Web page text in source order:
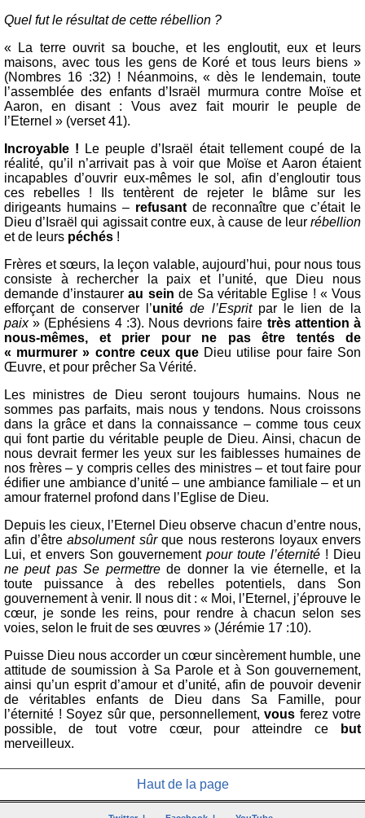
Quel fut le résultat de cette rébellion ?
« La terre ouvrit sa bouche, et les engloutit, eux et leurs
maisons, avec tous les gens de Koré et tous leurs biens »
(Nombres 16 :32) ! Néanmoins, « dès le lendemain, toute
l’assemblée des enfants d’Israël murmura contre Moïse et
Aaron, en disant : Vous avez fait mourir le peuple de
l’Eternel » (verset 41).
Incroyable ! Le peuple d’Israël était tellement coupé de la
réalité, qu’il n’arrivait pas à voir que Moïse et Aaron étaient
incapables d’ouvrir eux-mêmes le sol, afin d’engloutir tous
ces rebelles ! Ils tentèrent de rejeter le blâme sur les
dirigeants humains – refusantde reconnaître que c’était le
Dieu d’Israël qui agissait contre eux, à cause de leur rébellion
et de leurs péchés !
Frères et sœurs, la leçon valable, aujourd’hui, pour nous tous
consiste à rechercher la paix et l’unité, que Dieu nous
demande d’instaurerau sein de Sa véritable Eglise ! « Vous
efforçant de conserver l’unité de l’Espritpar le lien de la
paix» (Ephésiens 4 :3). Nous devrions faire très attention à
nous-mêmes, et prier pour ne pas être tentés de
« murmurer » contre ceux que Dieu utilise pour faire Son
Œuvre, et pour prêcher Sa Vérité.
Les ministres de Dieu seront toujours humains. Nous ne
sommes pas parfaits, mais nous y tendons. Nous croissons
dans la grâce et dans la connaissance – comme tous ceux
qui font partie du véritable peuple de Dieu. Ainsi, chacun de
nous devrait fermer les yeux sur les faiblesses humaines de
nos frères – y compris celles des ministres – et tout faire pour
édifier une ambiance d’unité – une ambiance familiale – et un
amour fraternel profond dans l’Eglise de Dieu.
Depuis les cieux, l’Eternel Dieu observe chacun d’entre nous,
afin d’être absolument sûrque nous resterons loyaux envers
Lui, et envers Son gouvernement pour toute l’éternité ! Dieu
ne peut pas Se permettrede donner la vie éternelle, et la
toute puissance à des rebelles potentiels, dans Son
gouvernement à venir. Il nous dit : « Moi, l’Eternel, j’éprouve le
cœur, je sonde les reins, pour rendre à chacun selon ses
voies, selon le fruit de ses œuvres » (Jérémie 17 :10).
Puisse Dieu nous accorder un cœur sincèrement humble, une
attitude de soumission à Sa Parole et à Son gouvernement,
ainsi qu’un esprit d’amour et d’unité, afin de pouvoir devenir
de véritables enfants de Dieu dans Sa Famille, pour
l’éternité ! Soyez sûr que, personnellement, vous ferez votre
possible, de tout votre cœur, pour atteindre ce
but
merveilleux.
Haut de la page